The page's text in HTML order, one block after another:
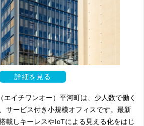
詳細を見る
エイチワンオー）平河町は、少人数で働く
サービス付き小規模オフィスです。最新
載しキーレスやIoTによる見える化をはじ